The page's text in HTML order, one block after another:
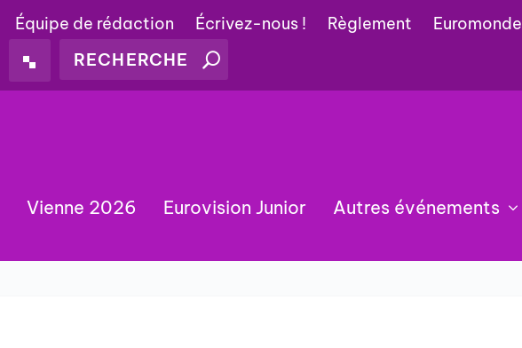
Équipe de rédaction Écrivez-nous ! Règlement Euromonde
Vienne 2026 Eurovision Junior Autres événements